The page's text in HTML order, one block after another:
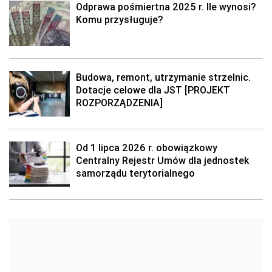
Odprawa pośmiertna 2025 r. Ile wynosi?
Komu przysługuje?
Budowa, remont, utrzymanie strzelnic.
Dotacje celowe dla JST [PROJEKT
ROZPORZĄDZENIA]
Od 1 lipca 2026 r. obowiązkowy
Centralny Rejestr Umów dla jednostek
samorządu terytorialnego